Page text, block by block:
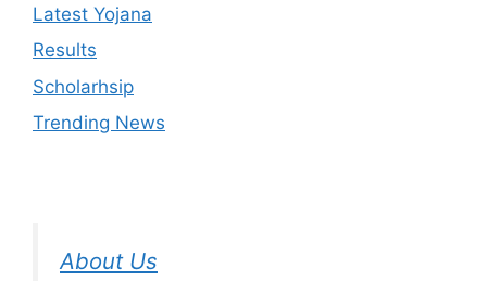
Latest Yojana
Results
Scholarhsip
Trending News
About Us